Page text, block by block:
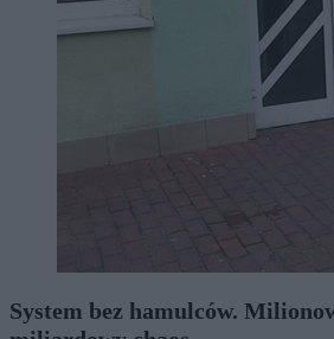
System bez hamulców.